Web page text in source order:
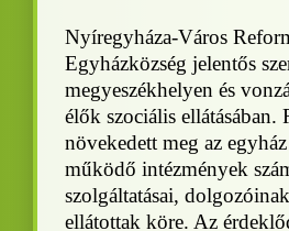
Nyíregyháza-Város
Egyházközség jelentős
megyeszékhelyen és
élők szociális
növekedett meg az
működő intézmények
szolgáltatásai,
ellátottak köre. Az